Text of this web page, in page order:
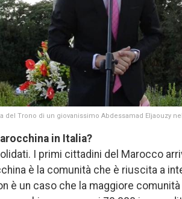
del Trono di un giovanissimo Abdessamad Eljaouzy
in Italia?
I primi cittadini del Marocco
è la comunità che è riuscita a
è un caso che la maggiore